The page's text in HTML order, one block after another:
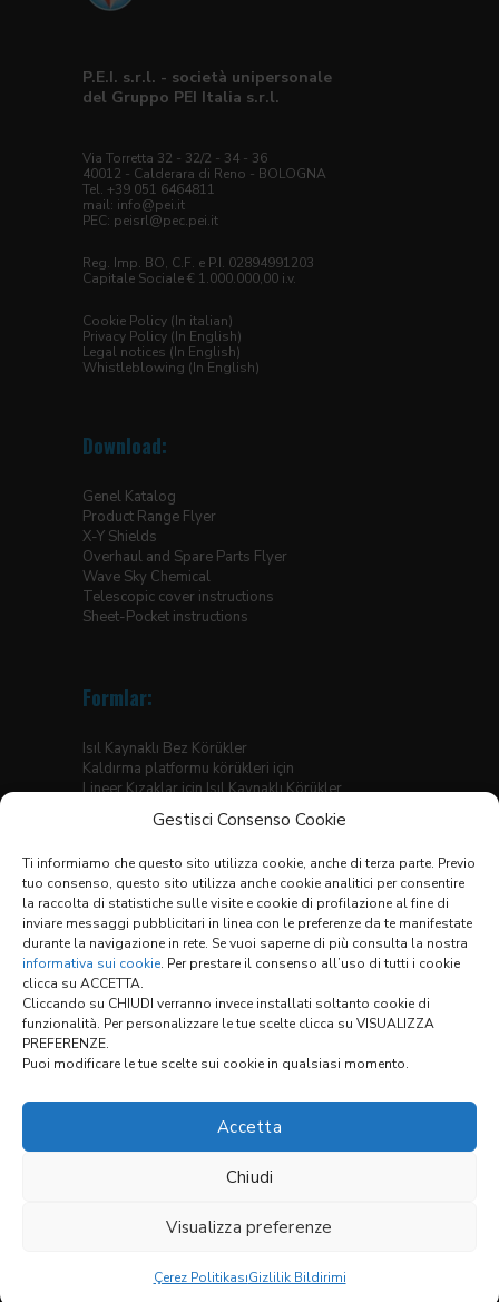
Gestisci Consenso Cookie
Ti informiamo che questo sito utilizza cookie, anche di terza parte. Previo
tuo consenso, questo sito utilizza anche cookie analitici per consentire
la raccolta di statistiche sulle visite e cookie di profilazione al fine di
inviare messaggi pubblicitari in linea con le preferenze da te manifestate
durante la navigazione in rete. Se vuoi saperne di più consulta la nostra
informativa sui cookie. Per prestare il consenso all’uso di tutti i cookie
clicca su ACCETTA.
Cliccando su CHIUDI verranno invece installati soltanto cookie di
funzionalità. Per personalizzare le tue scelte clicca su VISUALIZZA
PREFERENZE.
Puoi modificare le tue scelte sui cookie in qualsiasi momento.
Accetta
Chiudi
Visualizza preferenze
Çerez PolitikasıGizlilik Bildirimi
P.E.I. s.r.l. - società unipersonale
del Gruppo PEI Italia s.r.l.
Via Torretta 32 - 32/2 - 34 - 36
40012 - Calderara di Reno - BOLOGNA
Tel. +39 051 6464811
mail: info@pei.it
PEC: peisrl@pec.pei.it
Reg. Imp. BO, C.F. e P.I. 02894991203
Capitale Sociale € 1.000.000,00 i.v.
Cookie Policy (In italian)
Privacy Policy (In English)
Legal notices (In English)
Whistleblowing (In English)
Download:
Genel Katalog
Product Range Flyer
X-Y Shields
Overhaul and Spare Parts Flyer
Wave Sky Chemical
Telescopic cover instructions
Sheet-Pocket instructions
Formlar:
Isıl Kaynaklı Bez Körükler
Kaldırma platformu körükleri için
Lineer Kızaklar için Isıl Kaynaklı Körükler
Rulo perde kapaklar
Teleskopik kapaklar
Yuvarlak körükler
Sacli bez korukler
Malzemeler
Genel Satis Sartlari
Bağlantılar: